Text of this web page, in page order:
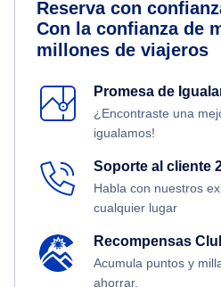
Reserva con
Con la confianza de
millones de viajeros
Promesa de
¿Encontraste una
igualamos!
Soporte al cliente
Habla con nuestros
cualquier lugar
Recompensas
Acumula puntos y
ahorrar.